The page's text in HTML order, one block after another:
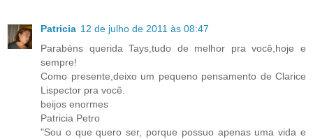
Patricia 12 de julho de 2011 às 08:47
Parabéns querida Tays,tudo de melhor pra você,hoje e
sempre!
Como presente,deixo um pequeno pensamento de Clarice
Lispector pra você.
beijos enormes
Patricia Petro
"Sou o que quero ser, porque possuo apenas uma vida e